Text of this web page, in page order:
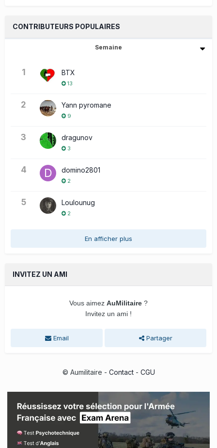
CONTRIBUTEURS POPULAIRES
Semaine
1 BTX
13
2 Yann pyromane
9
3 dragunov
3
4 domino2801
2
5 Loulounug
2
En afficher plus
INVITEZ UN AMI
Vous aimez AuMilitaire ?
Invitez un ami !
Email Partager
© Aumilitaire - Contact- CGU